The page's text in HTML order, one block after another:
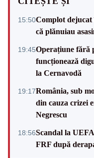
15:50Complot dejucat
că plănuiau
19:45Operațiune fără
funcționează
la Cernavodă
19:17România, sub
din cauza crizei
Negrescu
18:56Scandal la
FRF după